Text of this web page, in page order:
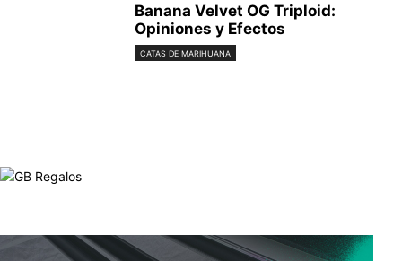
Banana Velvet OG Triploid:
Opiniones y Efectos
CATAS DE MARIHUANA